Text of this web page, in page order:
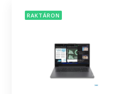
RAKTÁRON